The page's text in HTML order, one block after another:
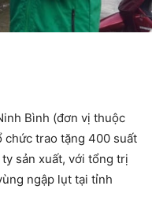
Bình (đơn vị thuộc
chức trao tặng 400 suất
sản xuất, với tổng trị
ngập lụt tại tỉnh